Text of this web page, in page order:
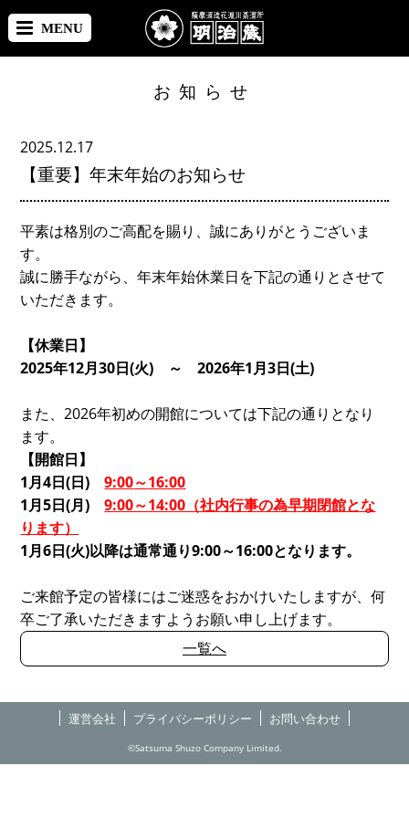
MENU
お知らせ
2025.12.17
【重要】年末年始のお知らせ
平素は格別のご高配を賜り、誠にありがとうございま
す。
誠に勝手ながら、年末年始休業日を下記の通りとさせて
いただきます。
【休業日】
2025年12月30日(火) ～2026年1月3日(土)
また、2026年初めの開館については下記の通りとなり
ます。
【開館日】
1月4日(日) 9:00～16:00
1月5日(月)9:00～14:00（社内行事の為早期閉館とな
ります）
1月6日(火)以降は通常通り9:00～16:00となります。
ご来館予定の皆様にはご迷惑をおかけいたしますが、何
卒ご了承いただきますようお願い申し上げます。
一覧へ
運営会社 プライバシーポリシー お問い合わせ
©Satsuma Shuzo Company Limited.